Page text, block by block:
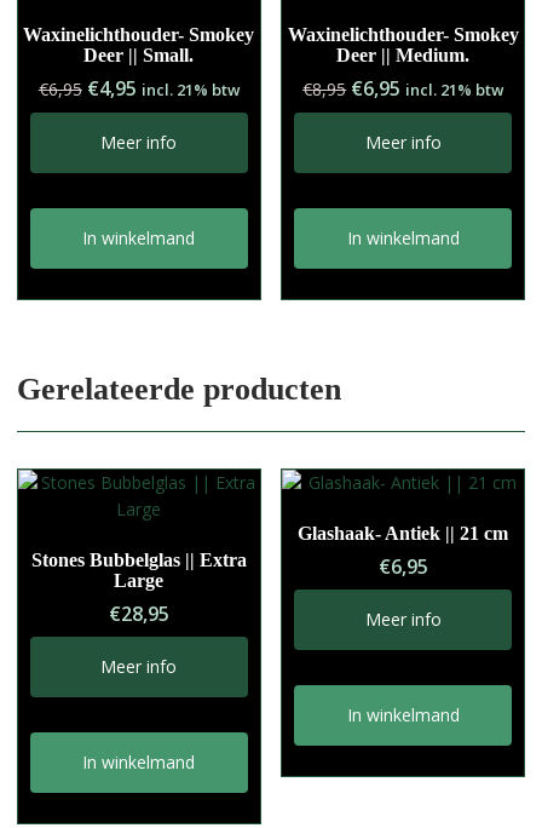
Waxinelichthouder- Smokey
Deer || Small.
€6,95 Oorspronkelijke
prijs
was:
€6,95.
€4,95Huidige
prijs
is:
€4,95.
incl. 21% btw
Meer info
In winkelmand
Waxinelichthouder- Smokey
Deer || Medium.
€8,95 Oorspronkelijke
prijs
was:
€8,95.
€6,95 Huidige
prijs
is:
€6,95.
incl. 21% btw
Meer info
In winkelmand
Gerelateerde producten
Stones Bubbelglas || Extra
Large
€28,95
Meer info
In winkelmand
Glashaak- Antiek || 21 cm
€6,95
Meer info
In winkelmand